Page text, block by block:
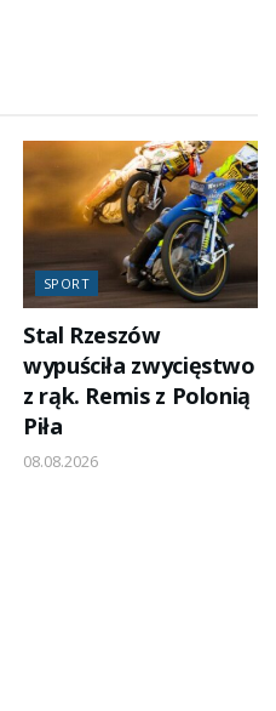
SPORT
Stal Rzeszów
wypuściła zwycięstwo
z rąk. Remis z Polonią
Piła
08.08.2026